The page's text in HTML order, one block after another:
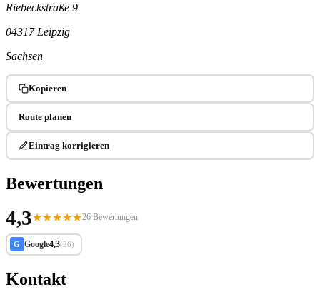
Riebeckstraße 9
04317 Leipzig
Sachsen
Kopieren
Route planen
Eintrag korrigieren
Bewertungen
4,3★★★★★26 Bewertungen
G Google4,3(26)
Kontakt